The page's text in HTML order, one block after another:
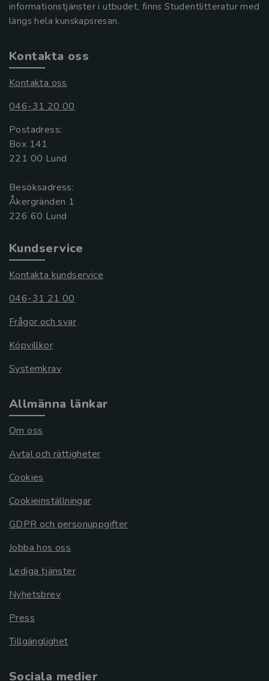
informationstjänster i utbudet, finns Studentlitteratur med
längs hela kunskapsresan.
Kontakta oss
Kontakta oss
046-31 20 00
Postadress:
Box 141
221 00 Lund
Besöksadress:
Åkergränden 1
Kundservice
Kontakta kundservice
046-31 21 00
Frågor och svar
Köpvillkor
Systemkrav
Allmänna länkar
Om oss
Avtal och rättigheter
Cookies
Cookieinställningar
GDPR och personuppgifter
Jobba hos oss
Lediga tjänster
Nyhetsbrev
Press
Tillgänglighet
Sociala medier